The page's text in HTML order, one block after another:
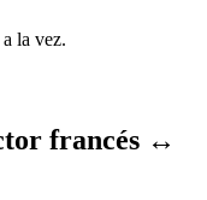
a la vez.
francés ↔